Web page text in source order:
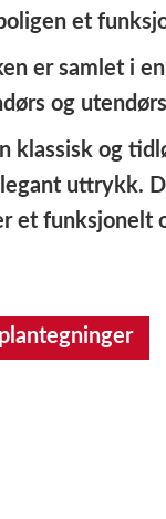
et
er samlet i
og
klassisk og
uttrykk.
et funksjonelt